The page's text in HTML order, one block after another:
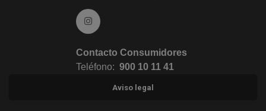
Ir a Instagram (abre en ventana nueva)
Contacto Consumidores
Teléfono: 900 10 11 41
Aviso legal